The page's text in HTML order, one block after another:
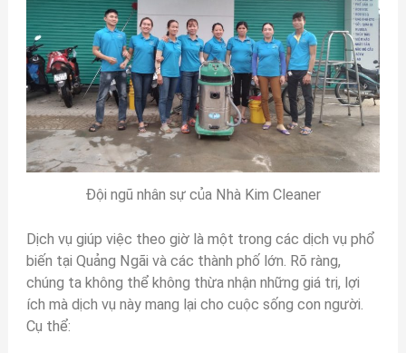
Đội ngũ nhân sự của Nhà Kim Cleaner
Dịch vụ giúp việc theo giờ là một trong các dịch vụ phổ
biến tại Quảng Ngãi và các thành phố lớn. Rõ ràng,
chúng ta không thể không thừa nhận những giá trị, lợi
ích mà dịch vụ này mang lại cho cuộc sống con người.
Cụ thể: